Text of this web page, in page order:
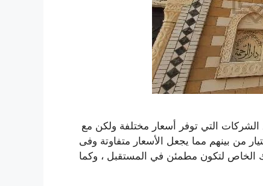
الشركات التي توفر أسعار مختلفة ولكن مع
من بينهم مما يجعل الأسعار متفاوتة وفى
الخاص لتكون مطمئن في المستقبل ، وكما